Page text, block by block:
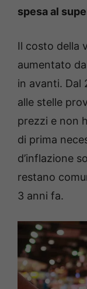
spesa al
Il costo della
aumentato
in avanti. Dal
alle stelle
prezzi e non
di prima
d’inflazione
restano
3 anni fa.